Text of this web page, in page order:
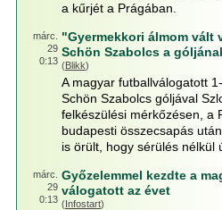
a kűrjét a Prágában.
márc.
29
0:13
"Gyermekkori álmom vált
Schön Szabolcs a
(Blikk)
A magyar futballválogatott
Schön Szabolcs góljával
felkészülési mérkőzésen, a
budapesti összecsapás
is örült, hogy sérülés nélkül
márc.
29
0:13
Győzelemmel kezdte a
válogatott az évet
(Infostart)